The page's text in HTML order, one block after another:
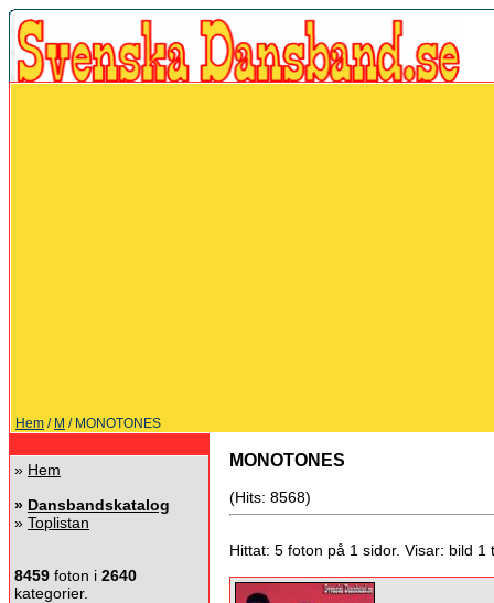
Hem / M / MONOTONES
» Hem
» Dansbandskatalog
» Toplistan
8459 foton i 2640
kategorier.
MONOTONES
(Hits: 8568)
Hittat: 5 foton på 1 sidor. Visar: bild 1